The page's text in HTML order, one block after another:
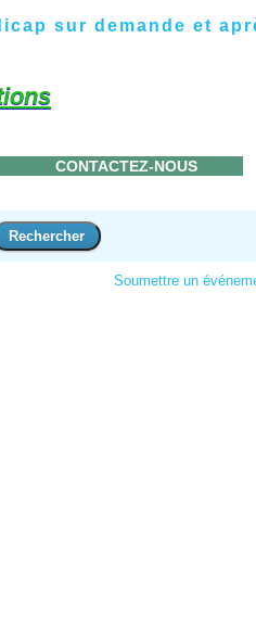
sur demande et
CONTACTEZ-NOUS
Soumettre un